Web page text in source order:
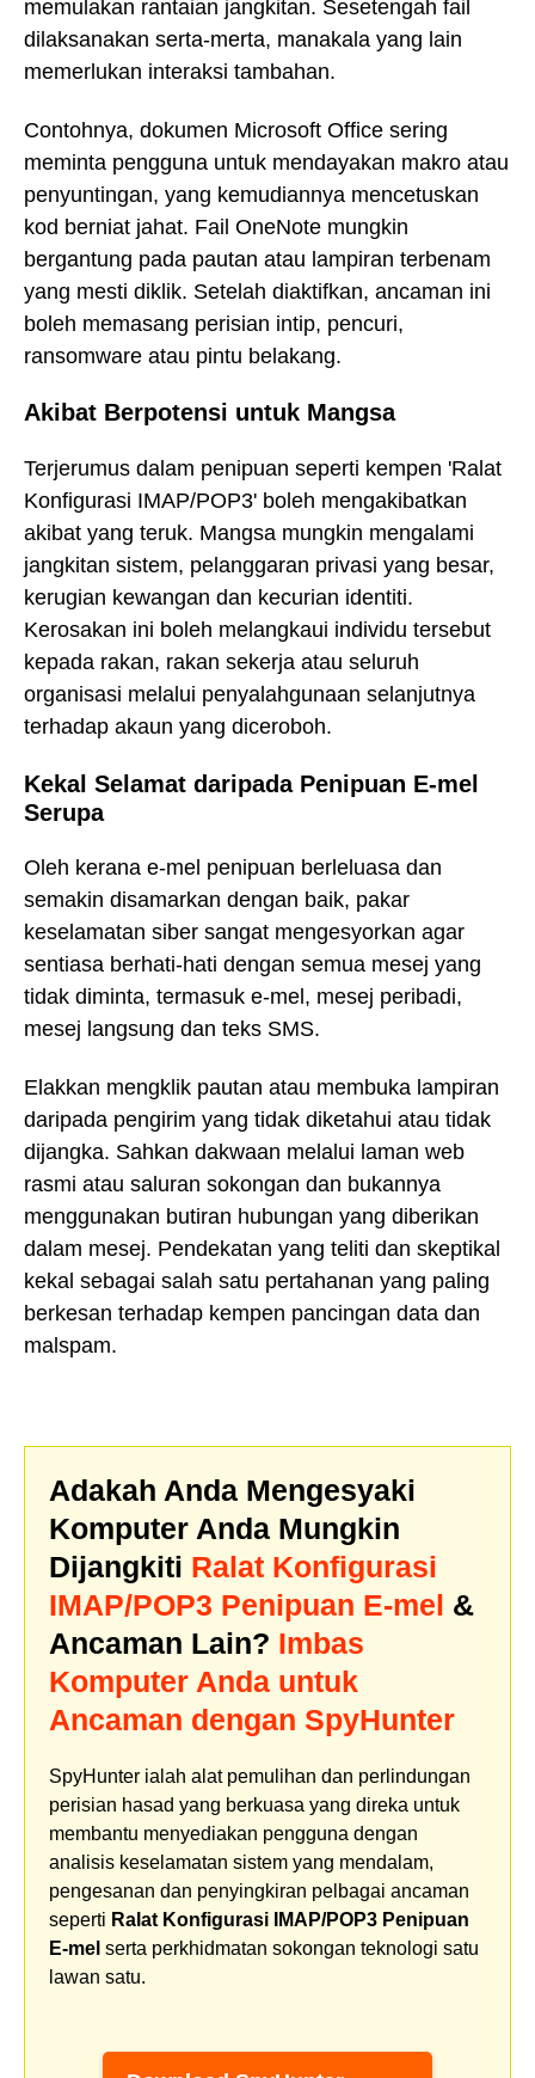
memulakan rantaian jangkitan. Sesetengah fail
dilaksanakan serta-merta, manakala yang lain
memerlukan interaksi tambahan.
Contohnya, dokumen Microsoft Office sering
meminta pengguna untuk mendayakan makro atau
penyuntingan, yang kemudiannya mencetuskan
kod berniat jahat. Fail OneNote mungkin
bergantung pada pautan atau lampiran terbenam
yang mesti diklik. Setelah diaktifkan, ancaman ini
boleh memasang perisian intip, pencuri,
ransomware atau pintu belakang.
Akibat Berpotensi untuk Mangsa
Terjerumus dalam penipuan seperti kempen 'Ralat
Konfigurasi IMAP/POP3' boleh mengakibatkan
akibat yang teruk. Mangsa mungkin mengalami
jangkitan sistem, pelanggaran privasi yang besar,
kerugian kewangan dan kecurian identiti.
Kerosakan ini boleh melangkaui individu tersebut
kepada rakan, rakan sekerja atau seluruh
organisasi melalui penyalahgunaan selanjutnya
terhadap akaun yang diceroboh.
Kekal Selamat daripada Penipuan E-mel
Serupa
Oleh kerana e-mel penipuan berleluasa dan
semakin disamarkan dengan baik, pakar
keselamatan siber sangat mengesyorkan agar
sentiasa berhati-hati dengan semua mesej yang
tidak diminta, termasuk e-mel, mesej peribadi,
mesej langsung dan teks SMS.
Elakkan mengklik pautan atau membuka lampiran
daripada pengirim yang tidak diketahui atau tidak
dijangka. Sahkan dakwaan melalui laman web
rasmi atau saluran sokongan dan bukannya
menggunakan butiran hubungan yang diberikan
dalam mesej. Pendekatan yang teliti dan skeptikal
kekal sebagai salah satu pertahanan yang paling
berkesan terhadap kempen pancingan data dan
malspam.
Adakah Anda Mengesyaki
Komputer Anda Mungkin
Dijangkiti Ralat Konfigurasi
IMAP/POP3 Penipuan E-mel &
Ancaman Lain? Imbas
Komputer Anda untuk
Ancaman dengan SpyHunter
SpyHunter ialah alat pemulihan dan perlindungan
perisian hasad yang berkuasa yang direka untuk
membantu menyediakan pengguna dengan
analisis keselamatan sistem yang mendalam,
pengesanan dan penyingkiran pelbagai ancaman
seperti Ralat Konfigurasi IMAP/POP3 Penipuan
E-mel serta perkhidmatan sokongan teknologi satu
lawan satu.